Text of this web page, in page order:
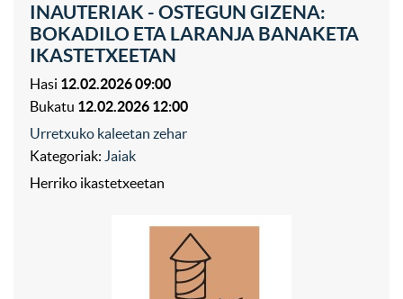
INAUTERIAK - OSTEGUN GIZENA:
BOKADILO ETA LARANJA BANAKETA
IKASTETXEETAN
Hasi 12.02.2026 09:00
Bukatu 12.02.2026 12:00
Urretxuko kaleetan zehar
Kategoriak: Jaiak
Herriko ikastetxeetan